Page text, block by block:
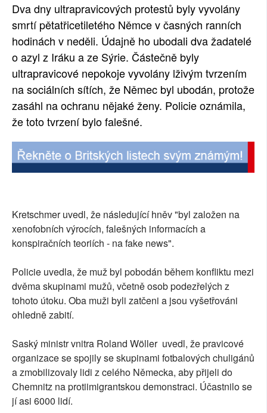
Dva dny ultrapravicových protestů byly vyvolány
smrtí pětatřicetiletého Němce v časných ranních
hodinách v neděli. Údajně ho ubodali dva žadatelé
o azyl z Iráku a ze Sýrie. Částečně byly
ultrapravicové nepokoje vyvolány lživým tvrzením
na sociálních sítích, že Němec byl ubodán, protože
zasáhl na ochranu nějaké ženy. Policie oznámila,
že toto tvrzení bylo falešné.
Kretschmer uvedl, že následující hněv "byl založen na
xenofobních výrocích, falešných informacích a
konspiračních teoriích - na fake news".
Policie uvedla, že muž byl pobodán během konfliktu mezi
dvěma skupinami mužů, včetně osob podezřelých z
tohoto útoku. Oba muži byli zatčeni a jsou vyšetřováni
ohledně zabití.
Saský ministr vnitra Roland Wöller uvedl, že pravicové
organizace se spojily se skupinami fotbalových chuligánů
a zmobilizovaly lidi z celého Německa, aby přijeli do
Chemnitz na protiimigrantskou demonstraci. Účastnilo se
jí asi 6000 lidí.